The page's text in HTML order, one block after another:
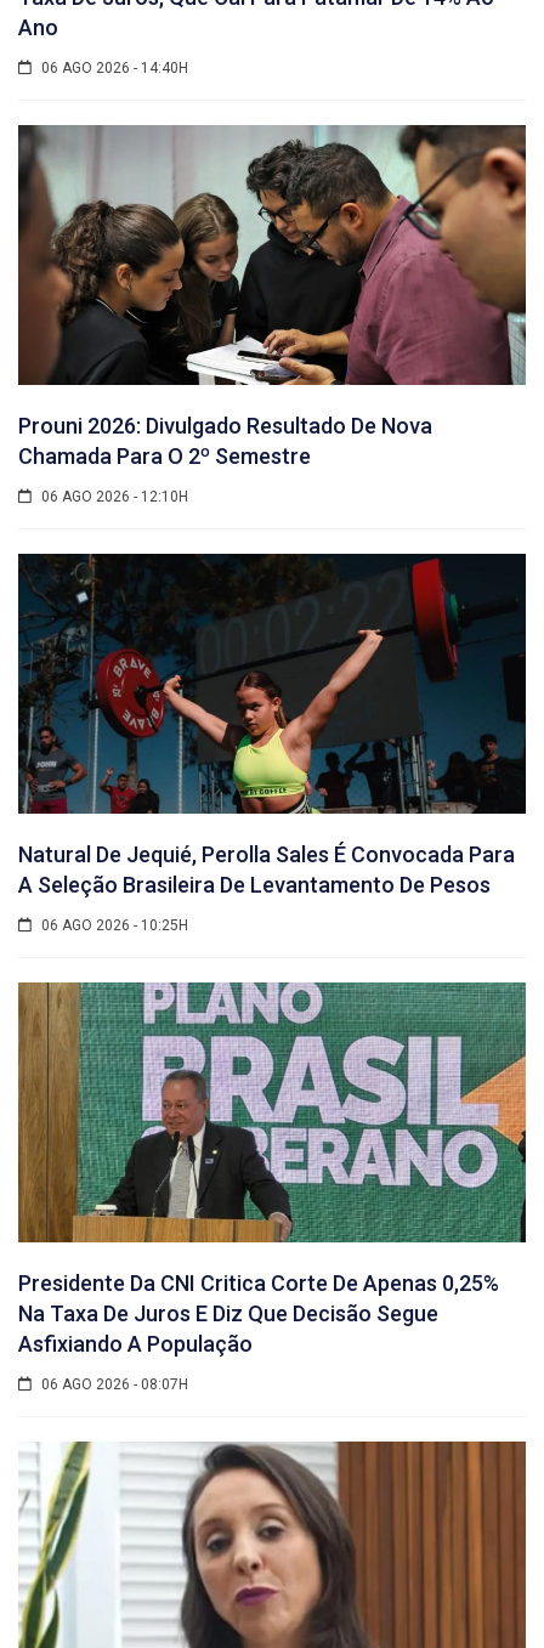
Ano
06 AGO 2026 - 14:40H
Prouni 2026: Divulgado Resultado De Nova
Chamada Para O 2º Semestre
06 AGO 2026 - 12:10H
Natural De Jequié, Perolla Sales É Convocada Para
A Seleção Brasileira De Levantamento De Pesos
06 AGO 2026 - 10:25H
Presidente Da CNI Critica Corte De Apenas 0,25%
Na Taxa De Juros E Diz Que Decisão Segue
Asfixiando A População
06 AGO 2026 - 08:07H